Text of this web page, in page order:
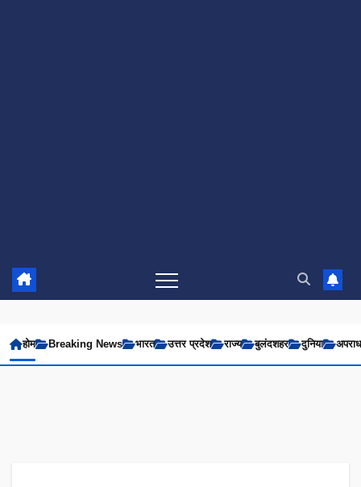
होम Breaking News भारत उत्तर प्रदेश राज्य बुलंदशहर दुनिया अपराध